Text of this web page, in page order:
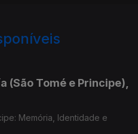
(São Tomé e Principe),
Memória, Identidade e